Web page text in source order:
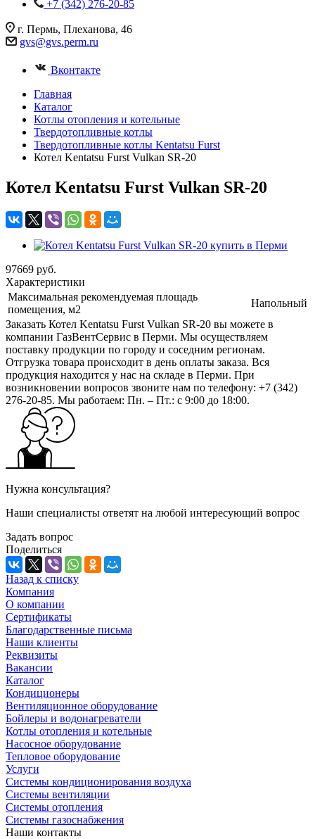
+7 (342) 276-20-85
г. Пермь, Плеханова, 46
gvs@gvs.perm.ru
Вконтакте
Главная
Каталог
Котлы отопления и котельные
Твердотопливные котлы
Твердотопливные котлы Kentatsu Furst
Котел Kentatsu Furst Vulkan SR-20
Котел Kentatsu Furst Vulkan SR-20
97669 руб.
Характеристики
Максимальная рекомендуемая площадь
помещения, м2
Напольный
Заказать Котел Kentatsu Furst Vulkan SR-20 вы можете в
компании ГазВентСервис в Перми. Мы осуществляем
поставку продукции по городу и соседним регионам.
Отгрузка товара происходит в день оплаты заказа. Вся
продукция находится у нас на складе в Перми. При
возникновении вопросов звоните нам по телефону: +7 (342)
276-20-85. Мы работаем: Пн. – Пт.: с 9:00 до 18:00.
Нужна консультация?
Наши специалисты ответят на любой интересующий вопрос
Задать вопрос
Поделиться
Назад к списку
Компания
О компании
Сертификаты
Благодарственные письма
Наши клиенты
Реквизиты
Вакансии
Каталог
Кондиционеры
Вентиляционное оборудование
Бойлеры и водонагреватели
Котлы отопления и котельные
Насосное оборудование
Тепловое оборудование
Услуги
Системы кондиционирования воздуха
Системы вентиляции
Системы отопления
Системы газоснабжения
Наши контакты